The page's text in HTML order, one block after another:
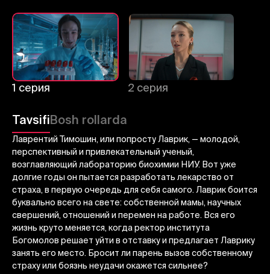
1 серия 2 серия
TavsifiBosh rollarda
Лаврентий Тимошин, или попросту Лаврик, — молодой,
перспективный и привлекательный ученый,
возглавляющий лабораторию биохимии НИУ. Вот уже
долгие годы он пытается разработать лекарство от
страха, в первую очередь для себя самого. Лаврик боится
буквально всего на свете: собственной мамы, научных
свершений, отношений и перемен на работе. Вся его
жизнь круто меняется, когда ректор института
Богомолов решает уйти в отставку и предлагает Лаврику
занять его место. Бросит ли парень вызов собственному
страху или боязнь неудачи окажется сильнее?
1 2
Yuborish
Bekor qilish Tizimga kirish